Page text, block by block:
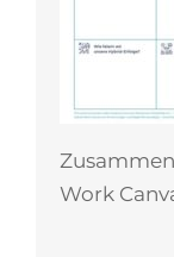
Work